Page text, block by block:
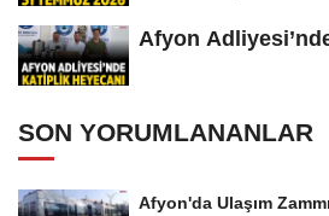
Afyon
SON YORUMLANANLAR
Afyon'da Ulaşım